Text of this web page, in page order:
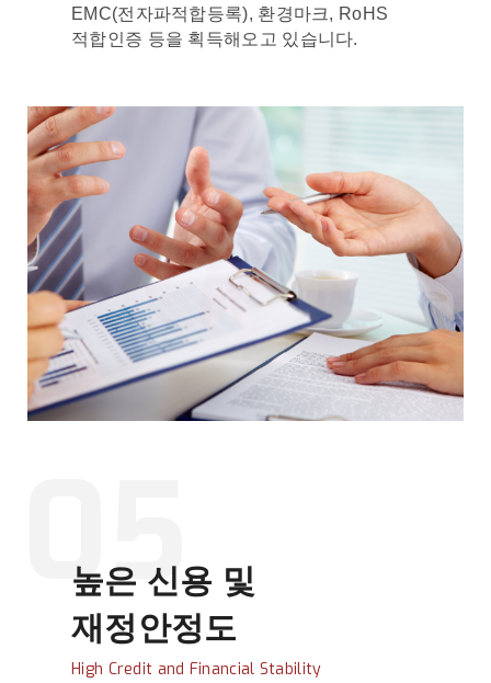
EMC(전자파적합등록), 환경마크, RoHS
적합인증 등을 획득해오고 있습니다.
05
높은 신용 및
재정안정도
High Credit and Financial Stability